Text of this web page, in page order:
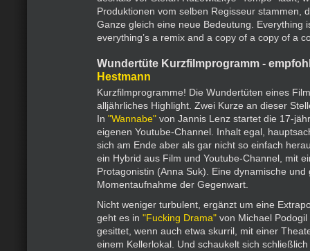
Produktionen vom selben Regisseur stammen,
Ganze gleich eine neue Bedeutung. Everything
everything’s a remix and a copy of a copy of a
Wundertüte Kurzfilmprogramm -
Hestmann
Kurzfilmprogramme! Die Wundertüten eines
alljährliches Highlight. Zwei Kurze an dieser
In "Wannabe" von Jannis Lenz startet die 17-
eigenen Youtube-Channel. Inhalt egal,
sich am Ende aber als gar nicht so einfach
ein Hybrid aus Film und Youtube-Channel, mit
Protagonistin (Anna Suk). Eine dynamische und
Momentaufnahme der Gegenwart.
Nicht weniger turbulent, ergänzt um eine
geht es in "Fucking Drama" von Michael
gesittet, wenn auch etwa skurril, mit einer
einem Kellerlokal. Und schaukelt sich